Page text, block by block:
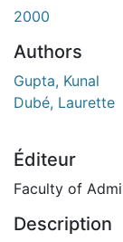
En cours de chargement...
2000
Authors
Gupta, Kunal
Dubé, Laurette
Éditeur
Faculty of
Description